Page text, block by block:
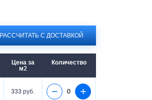
РАССЧИТАТЬ С ДОСТАВКОЙ
Цена за
м2
Количество
333 руб.